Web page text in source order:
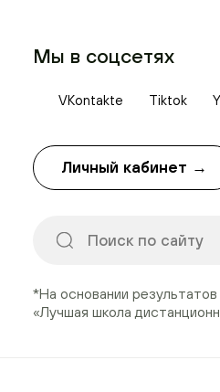
Мы в соцсетях
VKontakte Tiktok
Личный кабинет →
*На основании
«Лучшая школа